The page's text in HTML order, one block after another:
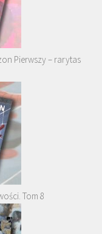
Pierwszy – rarytas
Tom 8